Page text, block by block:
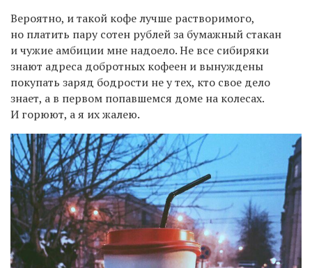
Вероятно, и такой кофе лучше растворимого,
но платить пару сотен рублей за бумажный стакан
и чужие амбиции мне надоело. Не все сибиряки
знают адреса добротных кофеен и вынуждены
покупать заряд бодрости не у тех, кто свое дело
знает, а в первом попавшемся доме на колесах.
И горюют, а я их жалею.